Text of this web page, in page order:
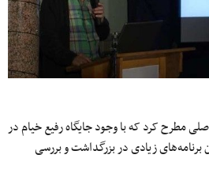
مطرح کرد که با وجود جایگاه رفیع خیام در
زیادی در بزرگداشت و بررسی